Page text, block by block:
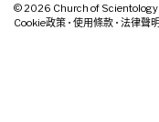
© 2026 Church of Scientology
Cookie政策 • 使用條款 • 法律聲明